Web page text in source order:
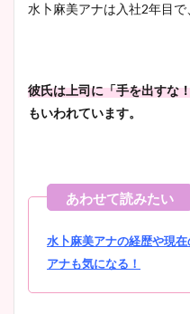
水卜麻美アナは入社2年目で
彼氏は上司に「手を出すな
もいわれています。
水卜麻美アナの経歴や現
アナも気になる！